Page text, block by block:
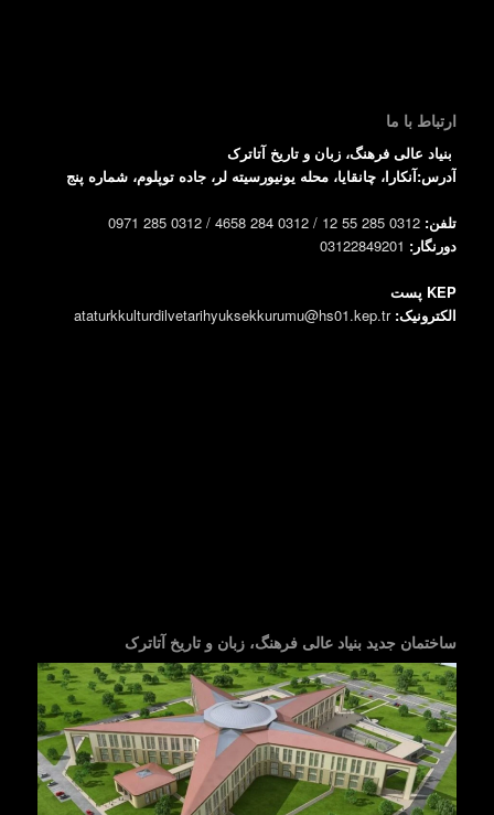
ارتباط با ما
بنیاد عالی فرهنگ، زبان و تاریخ آتاترک
آدرس:آنکارا، چانقایا، محله یونیورسیته لر، جاده توپلوم، شماره پنج
تلفن:
دورنگار:
KEP پست
الکترونیک:ataturkkulturdilvetarihyuksekkurumu@hs01.kep.tr
ساختمان جدید بنیاد عالی فرهنگ، زبان و تاریخ آتاترک